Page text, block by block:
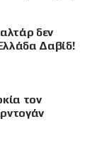
δεν
Δαβίδ!
τον